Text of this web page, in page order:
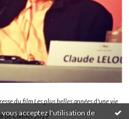
acceptez l'utilisation de
du film Les plus belles années d'une vie
de Cannes 2019